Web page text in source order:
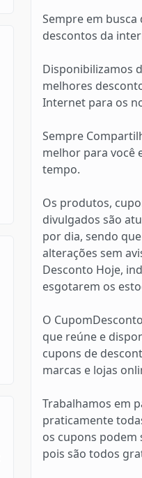
Sempre em
descontos da
Disponibilizamos
melhores
Internet para os
Sempre
melhor para você
tempo.
Os produtos,
divulgados são
por dia, sendo
alterações sem
Desconto Hoje,
esgotarem os
O
que reúne e
cupons de
marcas e lojas
Trabalhamos em
praticamente
os cupons podem
pois são todos